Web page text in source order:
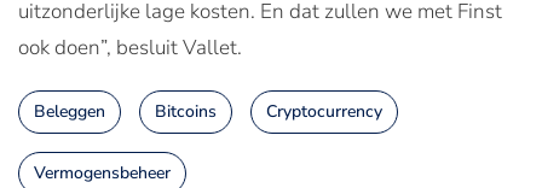
uitzonderlijke lage kosten. En dat zullen we met Finst
ook doen”, besluit Vallet.
Beleggen Bitcoins Cryptocurrency
Vermogensbeheer